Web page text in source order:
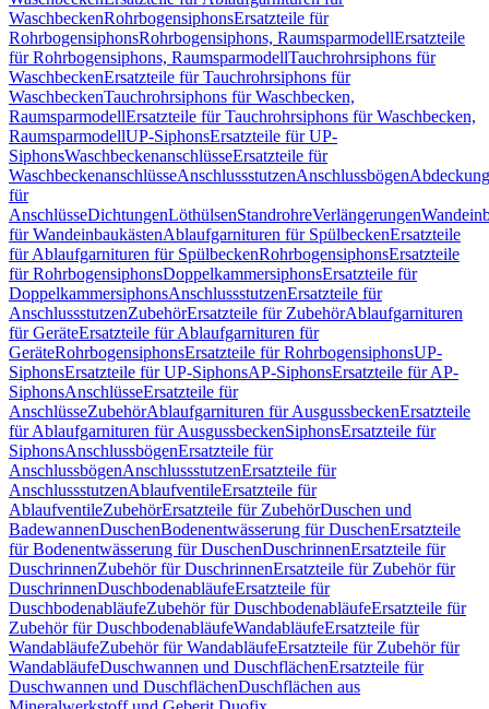
WaschbeckenRohrbogensiphonsErsatzteile für
RohrbogensiphonsRohrbogensiphons, RaumsparmodellErsatzteile
für Rohrbogensiphons, RaumsparmodellTauchrohrsiphons für
WaschbeckenErsatzteile für Tauchrohrsiphons für
WaschbeckenTauchrohrsiphons für Waschbecken,
RaumsparmodellErsatzteile für Tauchrohrsiphons für Waschbecken,
RaumsparmodellUP-SiphonsErsatzteile für UP-
SiphonsWaschbeckenanschlüsseErsatzteile für
WaschbeckenanschlüsseAnschlussstutzenAnschlussbögen
für
AnschlüsseDichtungenLöthülsenStandrohreVerlängerungen
für WandeinbaukästenAblaufgarnituren für SpülbeckenErsatzteile
für Ablaufgarnituren für SpülbeckenRohrbogensiphonsErsatzteile
für RohrbogensiphonsDoppelkammersiphonsErsatzteile für
DoppelkammersiphonsAnschlussstutzenErsatzteile für
AnschlussstutzenZubehörErsatzteile für ZubehörAblaufgarnituren
für GeräteErsatzteile für Ablaufgarnituren für
GeräteRohrbogensiphonsErsatzteile für RohrbogensiphonsUP-
SiphonsErsatzteile für UP-SiphonsAP-SiphonsErsatzteile für AP-
SiphonsAnschlüsseErsatzteile für
AnschlüsseZubehörAblaufgarnituren für AusgussbeckenErsatzteile
für Ablaufgarnituren für AusgussbeckenSiphonsErsatzteile für
SiphonsAnschlussbögenErsatzteile für
AnschlussbögenAnschlussstutzenErsatzteile für
AnschlussstutzenAblaufventileErsatzteile für
AblaufventileZubehörErsatzteile für ZubehörDuschen und
BadewannenDuschenBodenentwässerung für DuschenErsatzteile
für Bodenentwässerung für DuschenDuschrinnenErsatzteile für
DuschrinnenZubehör für DuschrinnenErsatzteile für Zubehör für
DuschrinnenDuschbodenabläufeErsatzteile für
DuschbodenabläufeZubehör für DuschbodenabläufeErsatzteile für
Zubehör für DuschbodenabläufeWandabläufeErsatzteile für
WandabläufeZubehör für WandabläufeErsatzteile für Zubehör für
WandabläufeDuschwannen und DuschflächenErsatzteile für
Duschwannen und DuschflächenDuschflächen aus